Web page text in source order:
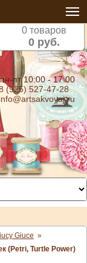
0 товаров
0 руб.
пт 10:00 - 17:00
(925) 527-47-28
Giuce »
(Petri, Turtle Power)